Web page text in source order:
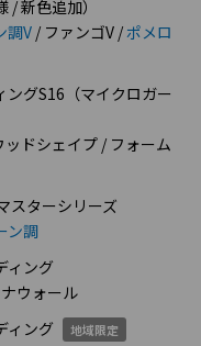
/ 新色追加）
調V/ ファンゴV /ポメロ
ングS16（マイクロガー
ッドシェイプ / フォーム
スターシリーズ
ン調
ィング
ウォール
ィング 地域限定